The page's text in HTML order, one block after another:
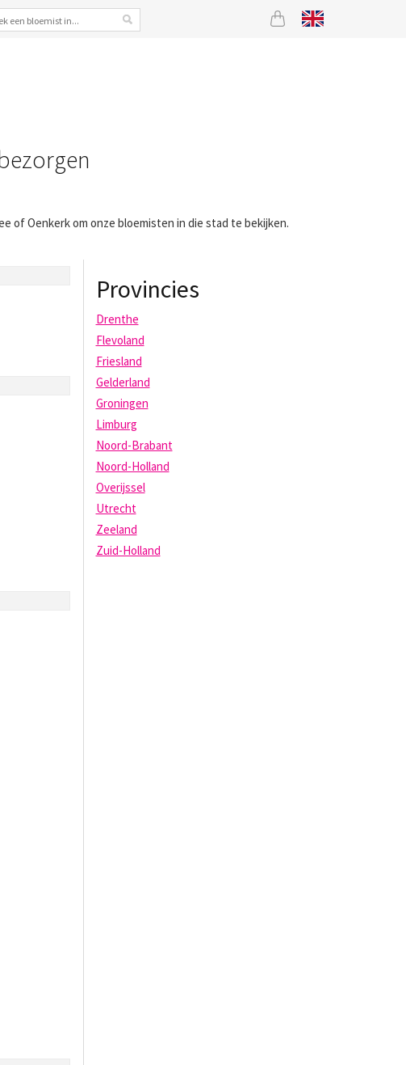
of Oenkerk om onze bloemisten in die stad te bekijken.
Provincies
Drenthe
Flevoland
Friesland
Gelderland
Groningen
Limburg
Noord-Brabant
Noord-Holland
Overijssel
Utrecht
Zeeland
Zuid-Holland